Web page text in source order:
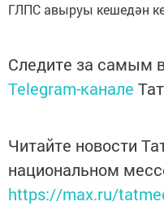
ГЛПС авыруы кешедән
Следите за самым
Telegram-канале
Читайте новости
национальном
https://max.ru/